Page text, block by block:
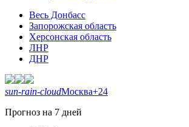
Весь Донбасс
Запорожская область
Херсонская область
ЛНР
ДНР
sun-rain-cloudМосква+24
Прогноз на 7 дней